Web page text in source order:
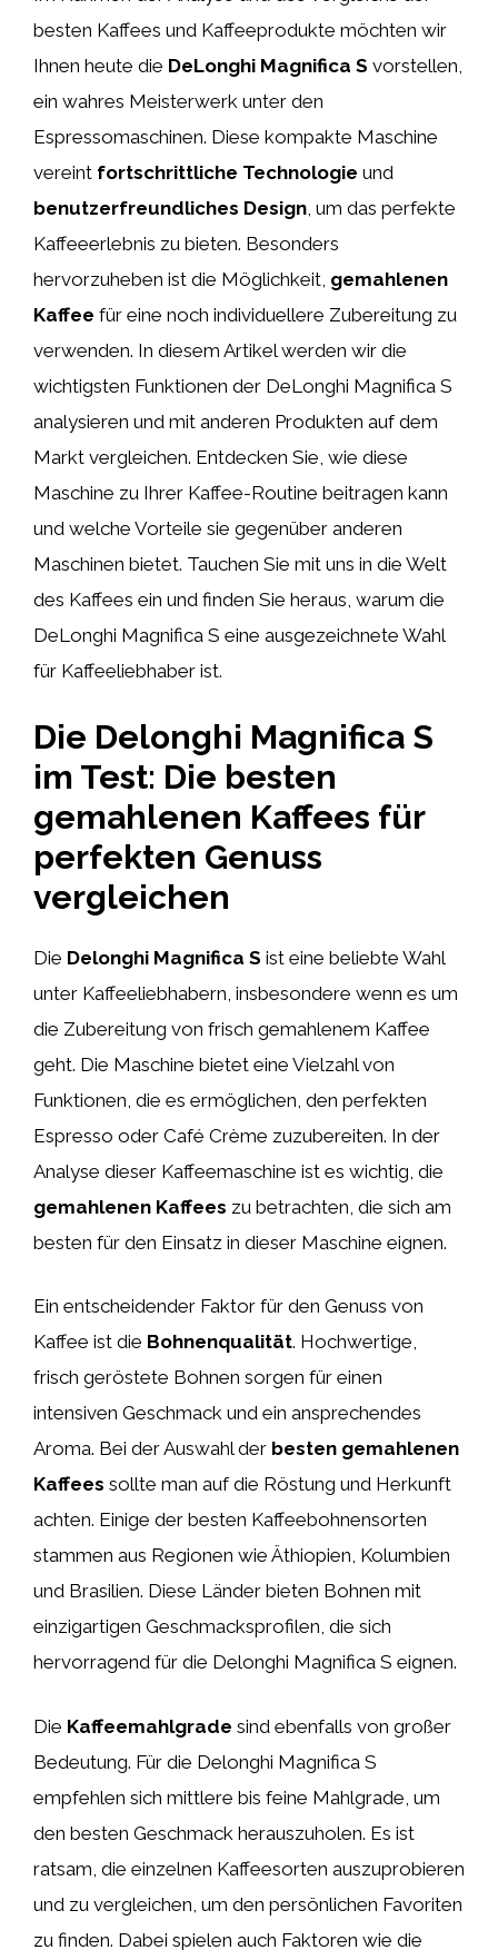
besten Kaffees und Kaffeeprodukte möchten wir
Ihnen heute die DeLonghi Magnifica S vorstellen,
ein wahres Meisterwerk unter den
Espressomaschinen. Diese kompakte Maschine
vereint fortschrittliche Technologie und
benutzerfreundliches Design, um das perfekte
Kaffeeerlebnis zu bieten. Besonders
hervorzuheben ist die Möglichkeit, gemahlenen
Kaffee für eine noch individuellere Zubereitung zu
verwenden. In diesem Artikel werden wir die
wichtigsten Funktionen der DeLonghi Magnifica S
analysieren und mit anderen Produkten auf dem
Markt vergleichen. Entdecken Sie, wie diese
Maschine zu Ihrer Kaffee-Routine beitragen kann
und welche Vorteile sie gegenüber anderen
Maschinen bietet. Tauchen Sie mit uns in die Welt
des Kaffees ein und finden Sie heraus, warum die
DeLonghi Magnifica S eine ausgezeichnete Wahl
für Kaffeeliebhaber ist.
Die Delonghi Magnifica S
im Test: Die besten
gemahlenen Kaffees für
perfekten Genuss
vergleichen
Die Delonghi Magnifica S ist eine beliebte Wahl
unter Kaffeeliebhabern, insbesondere wenn es um
die Zubereitung von frisch gemahlenem Kaffee
geht. Die Maschine bietet eine Vielzahl von
Funktionen, die es ermöglichen, den perfekten
Espresso oder Café Crème zuzubereiten. In der
Analyse dieser Kaffeemaschine ist es wichtig, die
gemahlenen Kaffees zu betrachten, die sich am
besten für den Einsatz in dieser Maschine eignen.
Ein entscheidender Faktor für den Genuss von
Kaffee ist die Bohnenqualität. Hochwertige,
frisch geröstete Bohnen sorgen für einen
intensiven Geschmack und ein ansprechendes
Aroma. Bei der Auswahl der besten gemahlenen
Kaffees sollte man auf die Röstung und Herkunft
achten. Einige der besten Kaffeebohnensorten
stammen aus Regionen wie Äthiopien, Kolumbien
und Brasilien. Diese Länder bieten Bohnen mit
einzigartigen Geschmacksprofilen, die sich
hervorragend für die Delonghi Magnifica S eignen.
Die Kaffeemahlgrade sind ebenfalls von großer
Bedeutung. Für die Delonghi Magnifica S
empfehlen sich mittlere bis feine Mahlgrade, um
den besten Geschmack herauszuholen. Es ist
ratsam, die einzelnen Kaffeesorten auszuprobieren
und zu vergleichen, um den persönlichen Favoriten
zu finden. Dabei spielen auch Faktoren wie die